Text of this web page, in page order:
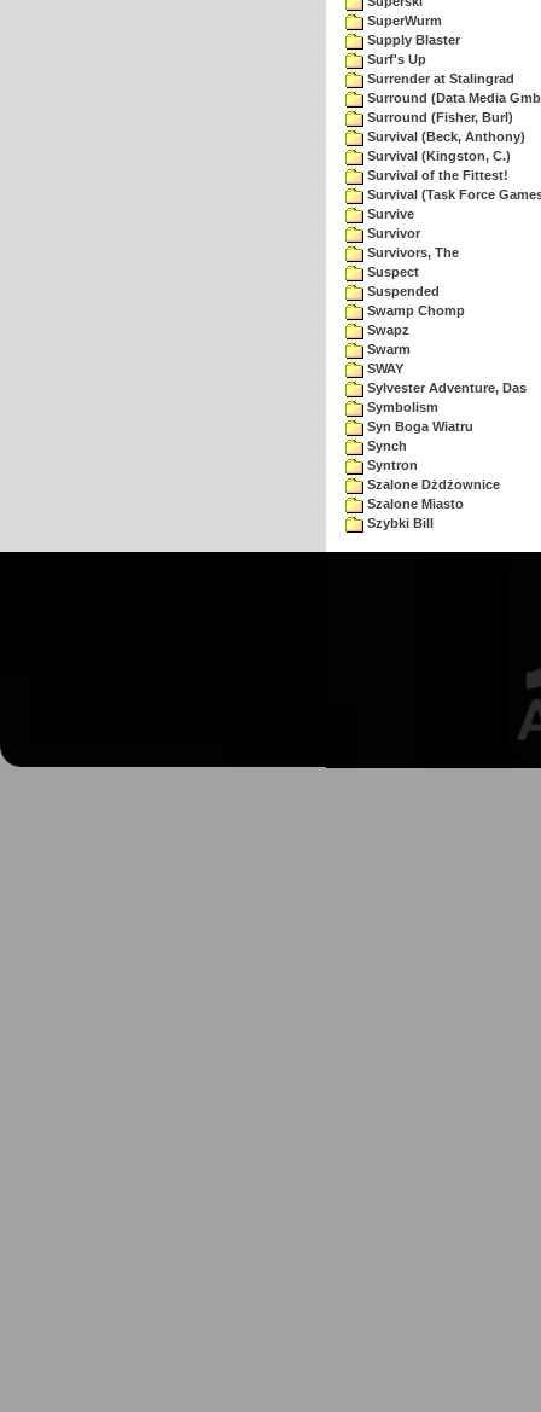
SuperWurm
Supply Blaster
Surf's Up
Surrender at Stalingrad
Surround (Data Media
Surround (Fisher, Burl)
Survival (Beck, Anthony)
Survival (Kingston, C.)
Survival of the Fittest!
Survival (Task Force
Survive
Survivor
Survivors, The
Suspect
Suspended
Swamp Chomp
Swapz
Swarm
SWAY
Sylvester Adventure, Das
Symbolism
Syn Boga Wiatru
Synch
Syntron
Szalone Dżdżownice
Szalone Miasto
Szybki Bill